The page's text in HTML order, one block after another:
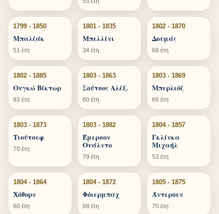
1799 - 1850
Μπαλζάκ
51 έτη
1801 - 1835
Μπελλίνι
34 έτη
1802 - 1870
Δουμάς
68 έτη
1802 - 1885
Ουγκώ Βίκτωρ
83 έτη
1803 - 1863
Σούτσος Αλέξ.
60 έτη
1803 - 1869
Μπερλιόζ
66 έτη
1803 - 1873
Τιούτσεφ
70 έτη
1803 - 1882
Έμερσον
Ουάλντο
79 έτη
1804 - 1857
Γκλίνκα
Μιχαήλ
53 έτη
1804 - 1864
Χόθορν
60 έτη
1804 - 1872
Φόιερμπαχ
68 έτη
1805 - 1875
Άντερσεν
70 έτη